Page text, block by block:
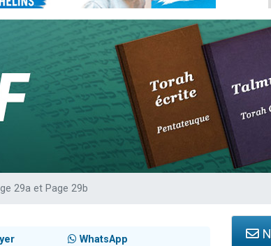
rejoindre sur WhatsApp
un don pour Tsédaka : pauvres d'Israel
de grandeur n°104 : Le Chabbath et le Birkat Hamazone à travers
une bénédiction
en groupe sur Zoom
29a et Page 29b
WhatsApp